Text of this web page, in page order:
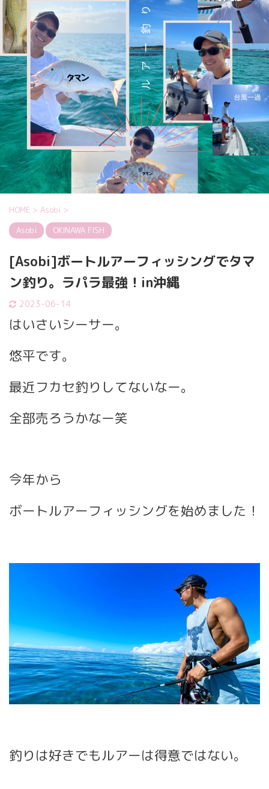
HOME > Asobi >
Asobi
OKINAWA FISH
[Asobi]ボートルアーフィッシングでタマ
ン釣り。ラパラ最強！in沖縄
2023-06-14
はいさいシーサー。
悠平です。
最近フカセ釣りしてないなー。
全部売ろうかなー笑
今年から
ボートルアーフィッシングを始めました！
釣りは好きでもルアーは得意ではない。